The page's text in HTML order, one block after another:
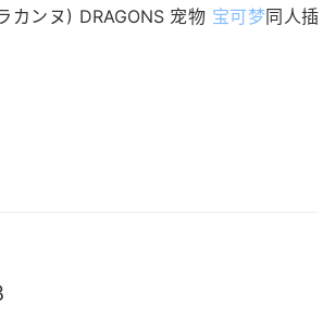
カンヌ) DRAGONS 宠物 宝可梦同人插